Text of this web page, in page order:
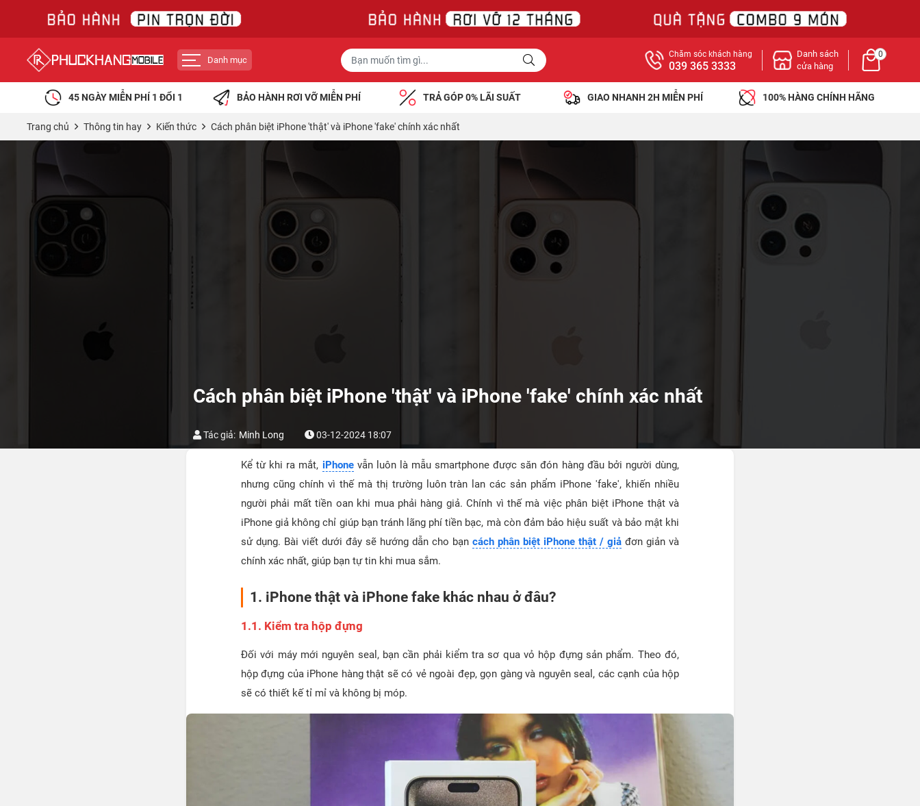
Danh mục
Chăm sóc khách hàng
039 365 3333
Danh sách
cửa hàng
0
45 NGÀY MIỄN PHÍ 1 ĐỔI 1 BẢO HÀNH RƠI VỠ MIỄN PHÍ TRẢ GÓP 0% LÃI SUẤT GIAO NHANH 2H MIỄN PHÍ 100% HÀNG CHÍNH HÃNG
Trang chủ Thông tin hay Kiến thức Cách phân biệt iPhone 'thật' và iPhone 'fake' chính xác nhất
Cách phân biệt iPhone 'thật' và iPhone 'fake' chính xác nhất
Tác giả: Minh Long 03-12-2024 18:07
Kể từ khi ra mắt, iPhonevẫn luôn là mẫu smartphone được săn đón hàng đầu bởi người dùng,
nhưng cũng chính vì thế mà thị trường luôn tràn lan các sản phẩm iPhone 'fake', khiến nhiều
người phải mất tiền oan khi mua phải hàng giả. Chính vì thế mà việc phân biệt iPhone thật và
iPhone giả không chỉ giúp bạn tránh lãng phí tiền bạc, mà còn đảm bảo hiệu suất và bảo mật khi
sử dụng. Bài viết dưới đây sẽ hướng dẫn cho bạn cách phân biệt iPhone thật / giả đơn giản và
chính xác nhất, giúp bạn tự tin khi mua sắm.
1. iPhone thật và iPhone fake khác nhau ở đâu?
1.1. Kiểm tra hộp đựng
Đối với máy mới nguyên seal, bạn cần phải kiểm tra sơ qua vỏ hộp đựng sản phẩm. Theo đó,
hộp đựng của iPhone hàng thật sẽ có vẻ ngoài đẹp, gọn gàng và nguyên seal, các cạnh của hộp
sẽ có thiết kế tỉ mỉ và không bị móp.